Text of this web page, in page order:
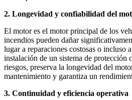
2. Longevidad y confiabilidad del
El motor es el motor principal de los
incendios pueden dañar
lugar a reparaciones costosas o incluso
instalación de un sistema de protección
riesgos, preserva la longevidad del
mantenimiento y garantiza un
3. Continuidad y eficiencia operativa